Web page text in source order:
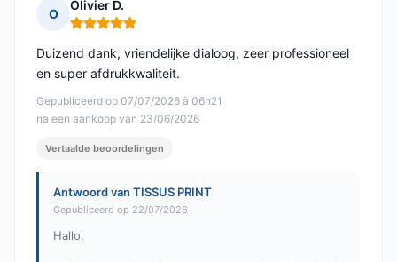
O
Olivier D.
Opmerking: 5 van 5
Gepubliceerd op 07/07/2026 à 06h21
na een aankoop van 23/06/2026
Duizend dank, vriendelijke dialoog, zeer professioneel
en super afdrukkwaliteit.
Vertaalde beoordelingen
Antwoord van TISSUS PRINT
Gepubliceerd op 22/07/2026
Hallo,